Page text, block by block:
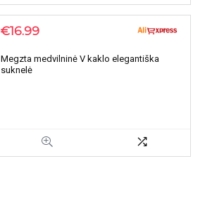
€16.99
Megzta medvilninė V kaklo elegantiška
suknelė